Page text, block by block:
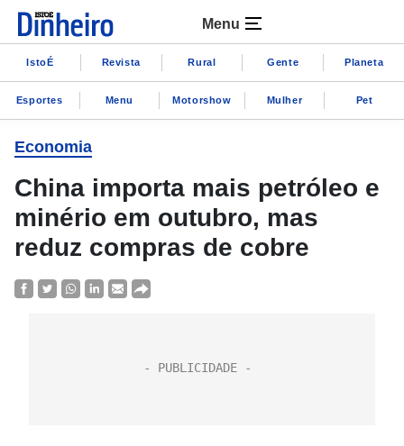
Menu
IstoÉ Revista Rural Gente Planeta
Esportes Menu Motorshow Mulher Pet
Economia
China importa mais petróleo e
minério em outubro, mas
reduz compras de cobre